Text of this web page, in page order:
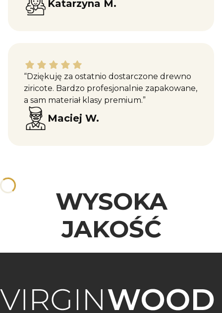
Katarzyna M.
Maciej W. dał ocenę: 5
“Dziękuję za ostatnio dostarczone drewno
ziricote. Bardzo profesjonalnie zapakowane,
a sam materiał klasy premium.”
Maciej W.
WYSOKA
JAKOŚĆ